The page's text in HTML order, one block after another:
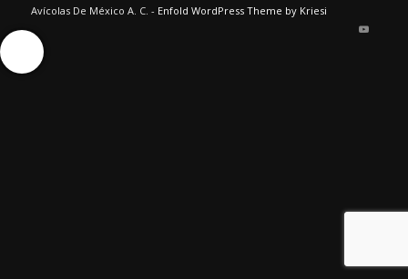
Avícolas De México A. C. - Enfold WordPress Theme by Kriesi
Ayuda Interactiva
Ayuda Interactiva
Ayuda Interactiva